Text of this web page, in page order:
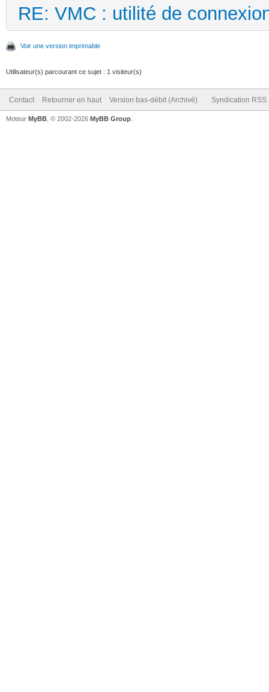
RE: VMC : utilité de
Voir une version imprimable
Utilisateur(s) parcourant ce sujet : 1 visiteur(s)
Contact Retourner en haut Version bas-débit (Archivé) Syndication RSS
Moteur MyBB , © 2002-2026 MyBB Group